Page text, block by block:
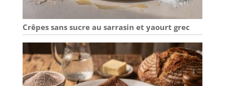
Crêpes sans sucre au sarrasin et yaourt grec